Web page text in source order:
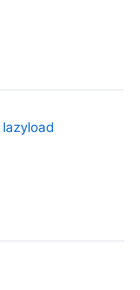
lazyload